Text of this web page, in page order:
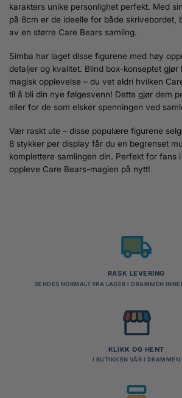
karakters unike personlighet perfekt. Med
på 8cm er de ideelle for både skrivebordet,
av en større Care Bears samling.
Simba har laget disse figurene med høy
detaljer og kvalitet. Blind box-konseptet gjør
magisk opplevelse – du vet aldri hvilken
til å bli din nye følgesvenn! Dette gjør dem
eller for de som elsker spenningen ved
Vær raskt ute – disse populære figurene
8 stykker per display får du en begrenset
komplettere samlingen din. Perfekt for fans
oppleve Care Bears-magien på nytt!
RASK LEVERING
SENDES NORMALT FRA LAGER I DRAMMEN
KLIKK OG HENT
I BUTIKKEN VÅR I DRAMMEN